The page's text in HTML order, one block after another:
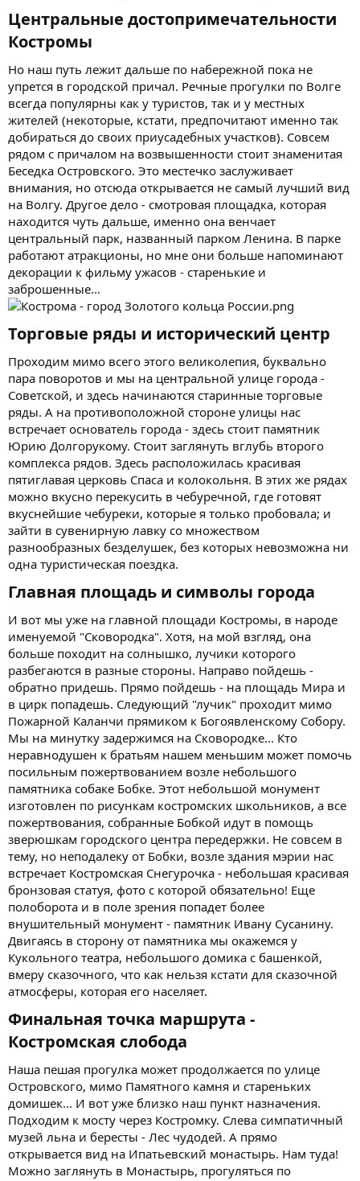
Центральные достопримечательности
Костромы​
Но наш путь лежит дальше по набережной пока не
упрется в городской причал. Речные прогулки по Волге
всегда популярны как у туристов, так и у местных
жителей (некоторые, кстати, предпочитают именно так
добираться до своих приусадебных участков). Совсем
рядом с причалом на возвышенности стоит знаменитая
Беседка Островского. Это местечко заслуживает
внимания, но отсюда открывается не самый лучший вид
на Волгу. Другое дело - смотровая площадка, которая
находится чуть дальше, именно она венчает
центральный парк, названный парком Ленина. В парке
работают атракционы, но мне они больше напоминают
декорации к фильму ужасов - старенькие и
заброшенные...
Торговые ряды и исторический центр​
Проходим мимо всего этого великолепия, буквально
пара поворотов и мы на центральной улице города -
Советской, и здесь начинаются старинные торговые
ряды. А на противоположной стороне улицы нас
встречает основатель города - здесь стоит памятник
Юрию Долгорукому. Стоит заглянуть вглубь второго
комплекса рядов. Здесь расположилась красивая
пятиглавая церковь Спаса и колокольня. В этих же рядах
можно вкусно перекусить в чебуречной, где готовят
вкуснейшие чебуреки, которые я только пробовала; и
зайти в сувенирную лавку со множеством
разнообразных безделушек, без которых невозможна ни
одна туристическая поездка.
Главная площадь и символы города​
И вот мы уже на главной площади Костромы, в народе
именуемой "Сковородка". Хотя, на мой взгляд, она
больше походит на солнышко, лучики которого
разбегаются в разные стороны. Направо пойдешь -
обратно придешь. Прямо пойдешь - на площадь Мира и
в цирк попадешь. Следующий "лучик" проходит мимо
Пожарной Каланчи прямиком к Богоявленскому Собору.
Мы на минутку задержимся на Сковородке... Кто
неравнодушен к братьям нашем меньшим может помочь
посильным пожертвованием возле небольшого
памятника собаке Бобке. Этот небольшой монумент
изготовлен по рисункам костромских школьников, а все
пожертвования, собранные Бобкой идут в помощь
зверюшкам городского центра передержки. Не совсем в
тему, но неподалеку от Бобки, возле здания мэрии нас
встречает Костромская Снегурочка - небольшая красивая
бронзовая статуя, фото с которой обязательно! Еще
полоборота и в поле зрения попадет более
внушительный монумент - памятник Ивану Сусанину.
Двигаясь в сторону от памятника мы окажемся у
Кукольного театра, небольшого домика с башенкой,
вмеру сказочного, что как нельзя кстати для сказочной
атмосферы, которая его населяет.
Финальная точка маршрута -
Костромская слобода​
Наша пешая прогулка может продолжается по улице
Островского, мимо Памятного камня и стареньких
домишек... И вот уже близко наш пункт назначения.
Подходим к мосту через Костромку. Слева симпатичный
музей льна и бересты - Лес чудодей. А прямо
открывается вид на Ипатьевский монастырь. Нам туда!
Можно заглянуть в Монастырь, прогуляться по